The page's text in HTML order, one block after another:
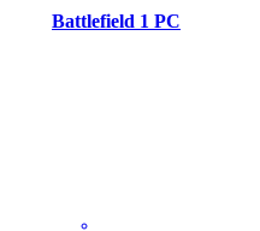
Battlefield 1 PC